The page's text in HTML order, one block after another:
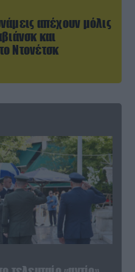
απέχουν μόλις
και
Ντονέτσκ